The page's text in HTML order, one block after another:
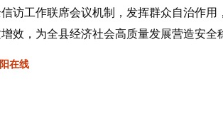
访工作联席会议机制，发挥群众自治作用
效，为全县经济社会高质量发展营造安全
在线